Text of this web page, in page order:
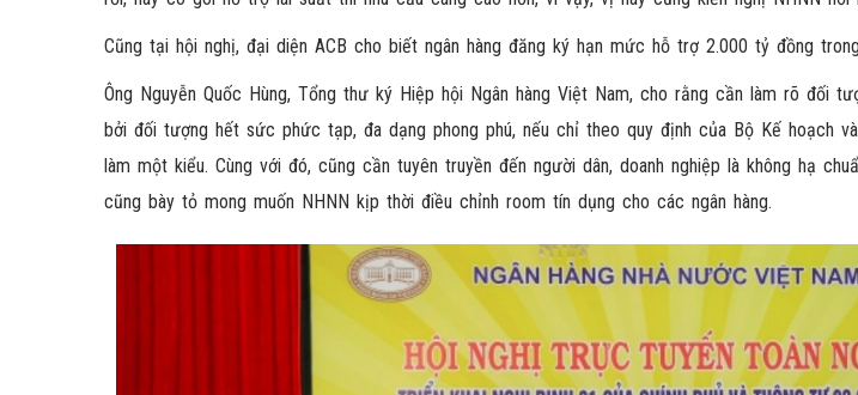
Cũng tại hội nghị, đại diện ACB cho biết ngân hàng đăng ký hạn mức hỗ trợ 2.000 tỷ đồng
Ông Nguyễn Quốc Hùng, Tổng thư ký Hiệp hội Ngân hàng Việt Nam, cho rằng cần làm rõ đối
bởi đối tượng hết sức phức tạp, đa dạng phong phú, nếu chỉ theo quy định của Bộ Kế hoạch
làm một kiểu. Cùng với đó, cũng cần tuyên truyền đến người dân, doanh nghiệp là không hạ
cũng bày tỏ mong muốn NHNN kịp thời điều chỉnh room tín dụng cho các ngân hàng.